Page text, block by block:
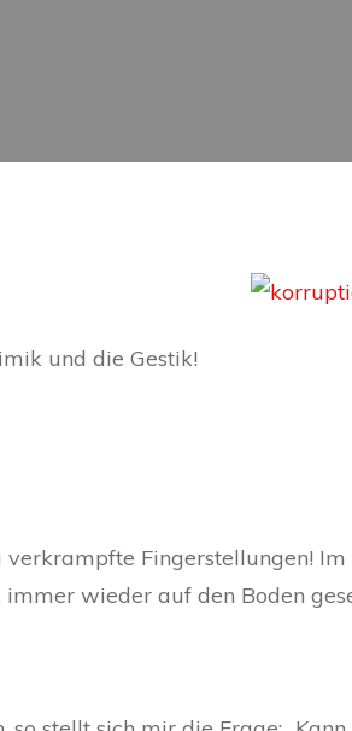
und die Gestik!
Fingerstellungen!
wieder auf den Boden